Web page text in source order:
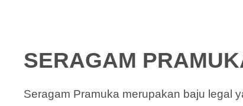
SERAGAM
Seragam Pramuka merupakan baju legal